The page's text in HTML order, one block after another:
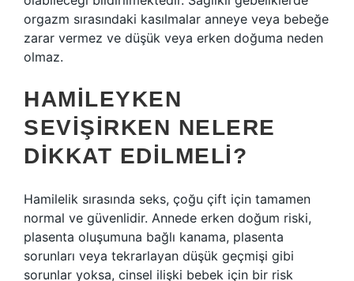
orgazm sırasındaki kasılmalar anneye veya bebeğe
zarar vermez ve düşük veya erken doğuma neden
olmaz.
HAMILEYKEN
SEVIŞIRKEN NELERE
DIKKAT EDILMELI?
Hamilelik sırasında seks, çoğu çift için tamamen
normal ve güvenlidir. Annede erken doğum riski,
plasenta oluşumuna bağlı kanama, plasenta
sorunları veya tekrarlayan düşük geçmişi gibi
sorunlar yoksa, cinsel ilişki bebek için bir risk